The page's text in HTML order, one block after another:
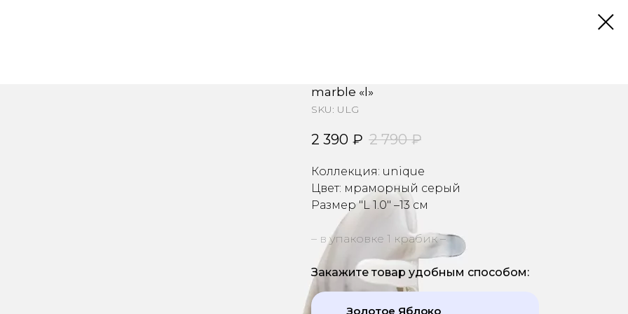
marble «l»
SKU: ULG
2 390 ₽ 2 790 ₽
Коллекция: unique
Цвет: мраморный серый
Размер "L 1.0" –13 см
– в упаковке 1 крабик –
Закажите товар удобным способом:
Золотое Яблоко